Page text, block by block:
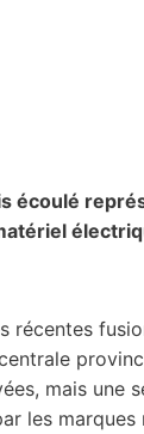
écoulé
récentes
mais une
les